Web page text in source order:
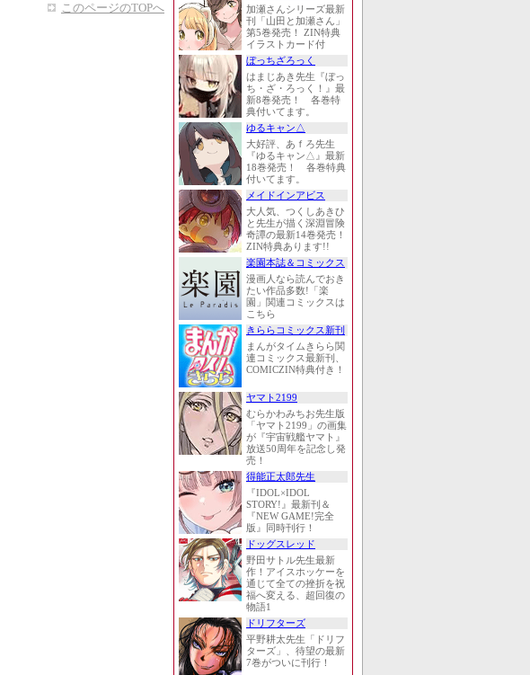
このページのTOPへ
加瀬さんシリーズ最新
刊「山田と加瀬さん」
第5巻発売！ ZIN特典
イラストカード付
ぼっちざろっく
はまじあき先生『ぼっ
ち・ざ・ろっく！』最
新8巻発売！ 各巻特
典付いてます。
ゆるキャン△
大好評、あｆろ先生
『ゆるキャン△』最新
18巻発売！ 各巻特典
付いてます。
メイドインアビス
大人気、つくしあきひ
と先生が描く深淵冒険
奇譚の最新14巻発売！
ZIN特典あります!!
楽園本誌＆コミックス
漫画人なら読んでおき
たい作品多数!「楽
園」関連コミックスは
こちら
きららコミックス新刊
まんがタイムきらら関
連コミックス最新刊、
COMICZIN特典付き！
ヤマト2199
むらかわみちお先生版
「ヤマト2199」の画集
が『宇宙戦艦ヤマト』
放送50周年を記念し発
売！
得能正太郎先生
『IDOL×IDOL
STORY!』最新刊＆
『NEW GAME!完全
版』同時刊行！
ドッグスレッド
野田サトル先生最新
作！アイスホッケーを
通じて全ての挫折を祝
福へ変える、超回復の
物語1
ドリフターズ
平野耕太先生「ドリフ
ターズ」、待望の最新
7巻がついに刊行！